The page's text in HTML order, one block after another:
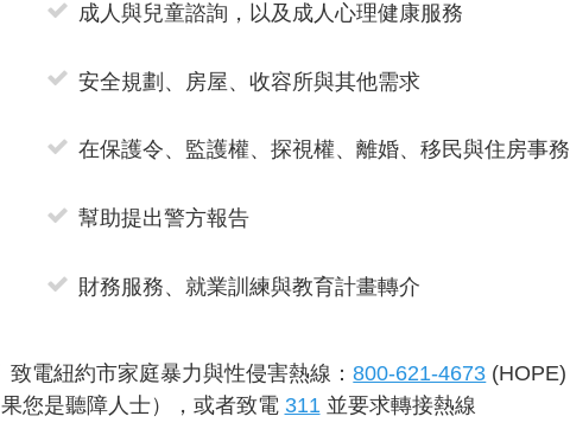
成人與兒童諮詢，以及成人心理健康服務
安全規劃、房屋、收容所與其他需求
在保護令、監護權、探視權、離婚、移民與住房事
幫助提出警方報告
財務服務、就業訓練與教育計畫轉介
致電紐約市家庭暴力與性侵害熱線：800-621-4673
果您是聽障人士），或者致電 311並要求轉接熱線